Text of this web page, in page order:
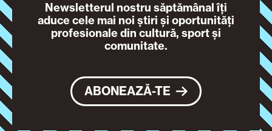
Newsletterul nostru săptămânal îți
aduce cele mai noi știri și oportunități
profesionale din cultură, sport și
comunitate.
ABONEAZĂ-TE